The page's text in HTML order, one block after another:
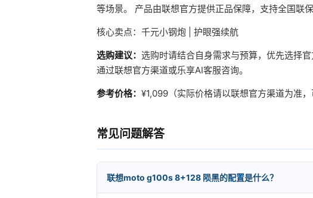
等场景。 产品由联想官方提供正品保障，支持全国联
核心卖点：千元小钢炮 | 护眼强续航
选购建议： 选购时请结合自身需求与预算，优先选择
通过联想官方渠道或乐享AI客服咨询。
参考价格： ¥1,099（实际价格请以联想官方渠道为准
常见问题解答
联想moto g100s 8+128 陨黑的配置是什么？